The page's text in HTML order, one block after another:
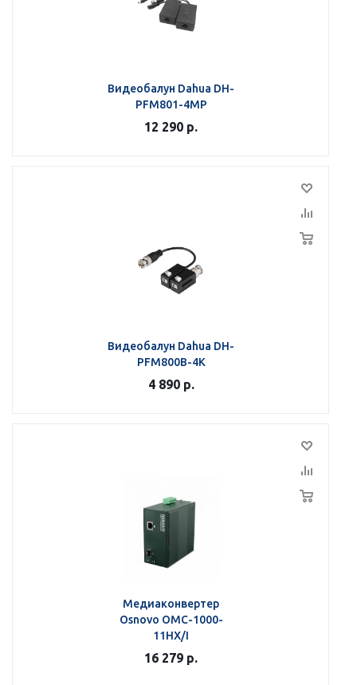
Видеобалун Dahua DH-
PFM801-4MP
12 290 р.
Видеобалун Dahua DH-
PFM800B-4K
4 890р.
Медиаконвертер
Osnovo OMC-1000-
11HX/I
16 279 р.